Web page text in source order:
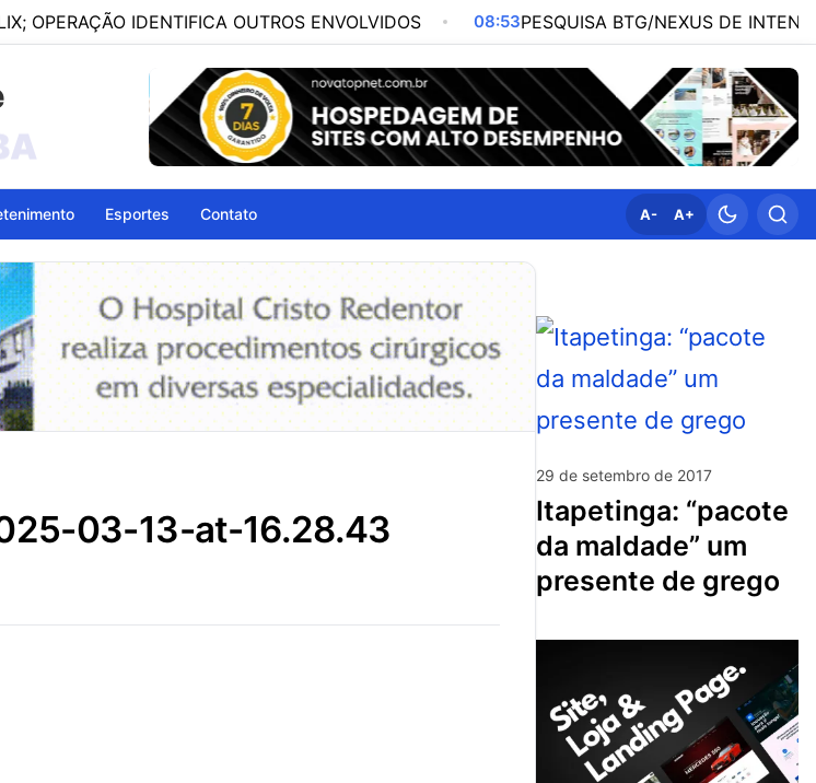
IDENTIFICA OUTROS ENVOLVIDOS 08:53PESQUISA BTG/NEXUS DE INTENÇÃO DE
Esportes Contato A- A+
03-13-at-16.28.43
29 de setembro de 2017
itapetinga: “pacote
da maldade” um
presente de grego